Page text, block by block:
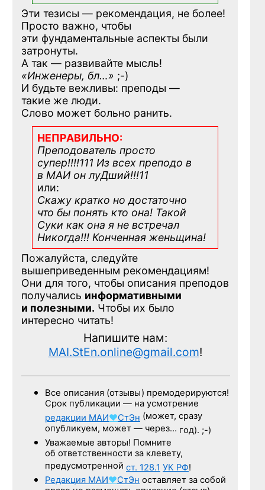
Эти тезисы — рекомендация, не более!
Просто важно, чтобы
эти фундаментальные аспекты были
затронуты.
А так — развивайте мысль!
«Инженеры, бл…» ;-)
И будьте вежливы: преподы —
такие же люди.
Слово может больно ранить.
НЕПРАВИЛЬНО:
Преподователь просто
супер!!!!111 Из всех преподо в
в МАИ он луДший!!!11
или:
Скажу кратко но достаточно
что бы понять кто она! Такой
Суки как она я не встречал
Никогда!!! Конченная женьщина!
Пожалуйста, следуйте
вышеприведенным рекомендациям!
Они для того, чтобы описания преподов
получались информативными
и полезными. Чтобы их было
интересно читать!
Напишите нам:
MAI.StEn.online@gmail.com!
Все описания (отзывы) премодерируются!
Срок публикации — на усмотрение
редакции МАИ♥СтЭн (может, сразу
опубликуем, может — через… год). ;-)
Уважаемые авторы! Помните
об ответственности за клевету,
предусмотренной ст. 128.1 УК РФ!
Редакция МАИ♥СтЭн оставляет за собой